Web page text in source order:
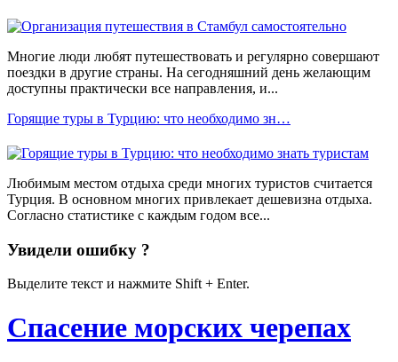
Многие люди любят путешествовать и регулярно совершают
поездки в другие страны. На сегодняшний день желающим
доступны практически все направления, и...
Горящие туры в Турцию: что необходимо зн…
Любимым местом отдыха среди многих туристов считается
Турция. В основном многих привлекает дешевизна отдыха.
Согласно статистике с каждым годом все...
Увидели ошибку ?
Выделите текст и нажмите Shift + Enter.
Спасение морских черепах